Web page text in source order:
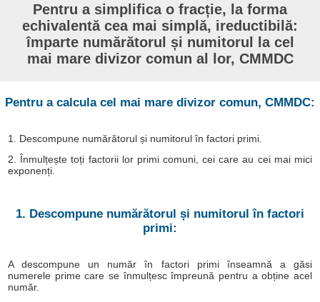
Pentru a simplifica o fracție, la forma
echivalentă cea mai simplă, ireductibilă:
împarte numărătorul și numitorul la cel
mai mare divizor comun al lor, CMMDC
Pentru a calcula cel mai mare divizor comun, CMMDC:
1. Descompune numărătorul și numitorul în factori primi.
2. Înmulțește toți factorii lor primi comuni, cei care au cei mai mici
exponenți.
1. Descompune numărătorul și numitorul în factori
primi:
A descompune un număr în factori primi înseamnă a găsi
numerele prime care se înmulțesc împreună pentru a obține acel
număr.